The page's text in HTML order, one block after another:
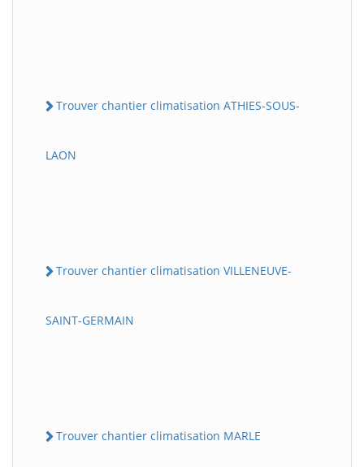
Trouver chantier climatisation ATHIES-SOUS-
LAON
Trouver chantier climatisation VILLENEUVE-
SAINT-GERMAIN
Trouver chantier climatisation MARLE